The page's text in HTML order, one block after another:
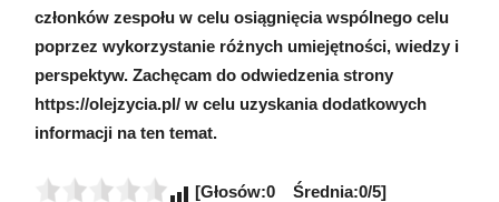
członków zespołu w celu osiągnięcia wspólnego celu
poprzez wykorzystanie różnych umiejętności, wiedzy i
perspektyw. Zachęcam do odwiedzenia strony
https://olejzycia.pl/ w celu uzyskania dodatkowych
informacji na ten temat.
[Głosów:0 Średnia:0/5]